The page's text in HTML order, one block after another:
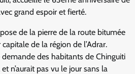
grand espoir et fierté.
de la pierre de la route bitumée
de la région de l’Adrar.
des habitants de Chinguiti
n’aurait pas vu le jour sans la